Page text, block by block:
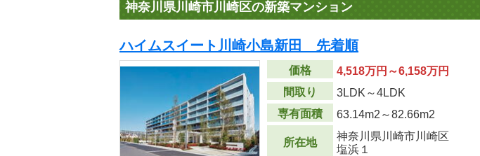
神奈川県川崎市川崎区の新築マンション
ハイムスイート川崎小島新田 先着順
価格
4,518万円～6,158万円
間取り
3LDK～4LDK
専有面積
63.14m2 ～82.66m2
所在地
神奈川県川崎市川崎区
塩浜１